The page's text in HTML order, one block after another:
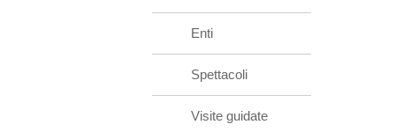
Enti
Spettacoli
Visite guidate